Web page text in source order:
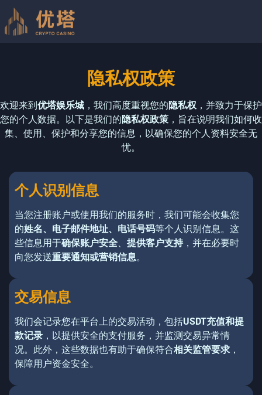
隐私权政策
欢迎来到优塔娱乐城 ，我们高度重视您的隐私权 ，并致力于保护
您的个人数据。以下是我们的隐私权政策 ，旨在说明我们如何收
集、使用、保护和分享您的信息，以确保您的个人资料安全无
忧。
个人识别信息
当您注册账户或使用我们的服务时，我们可能会收集您
的姓名、电子邮件地址、电话号码等个人识别信息。这
些信息用于确保账户安全、 提供客户支持 ，并在必要时
向您发送重要通知或营销信息。
交易信息
我们会记录您在平台上的交易活动，包括USDT充值和提
款记录 ，以提供安全的支付服务，并监测交易异常情
况。此外，这些数据也有助于确保符合相关监管要求 ，
保障用户资金安全。